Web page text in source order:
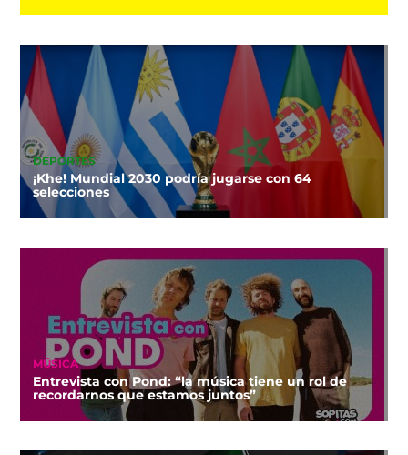
DEPORTES
¡Khe! Mundial 2030 podría jugarse con 64
selecciones
MÚSICA
Entrevista con Pond: “la música tiene un rol de
recordarnos que estamos juntos”